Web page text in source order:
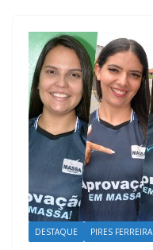
DESTAQUE PIRES FERREIRA